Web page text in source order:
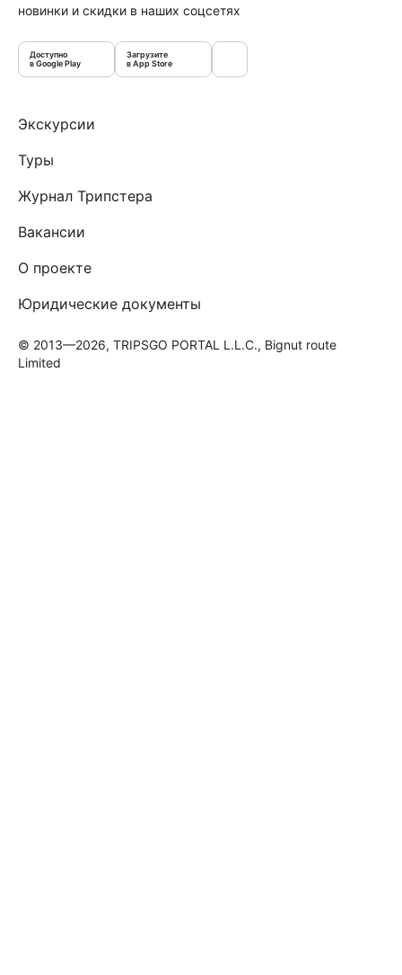
новинки и скидки в наших соцсетях
Доступно
в Google Play
Загрузите
в App Store
Экскурсии
Туры
Журнал Трипстера
Вакансии
О проекте
Юридические документы
© 2013—2026, TRIPSGO PORTAL L.L.C., Bignut route
Limited